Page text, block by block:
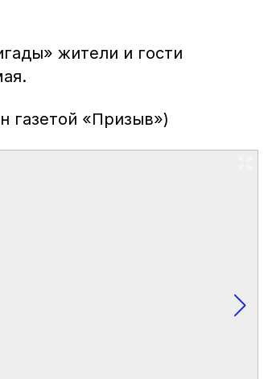
жители и гости
газетой «Призыв»)